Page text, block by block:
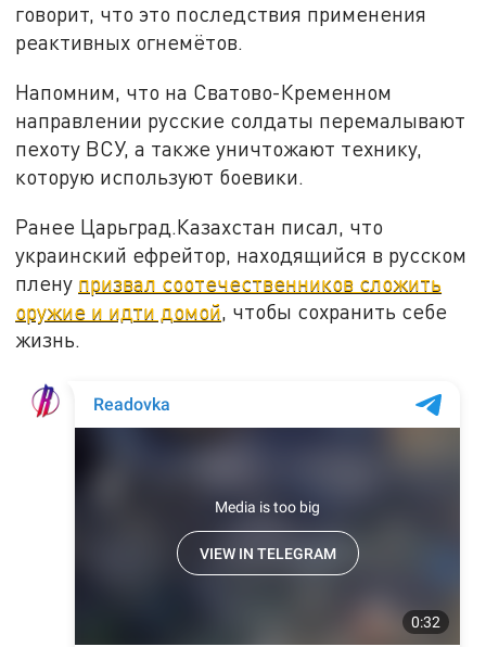
говорит, что это последствия применения
реактивных огнемётов.
Напомним, что на Сватово-Кременном
направлении русские солдаты перемалывают
пехоту ВСУ, а также уничтожают технику,
которую используют боевики.
Ранее Царьград.Казахстан писал, что
украинский ефрейтор, находящийся в русском
плену призвал соотечественников сложить
оружие и идти домой, чтобы сохранить себе
жизнь.